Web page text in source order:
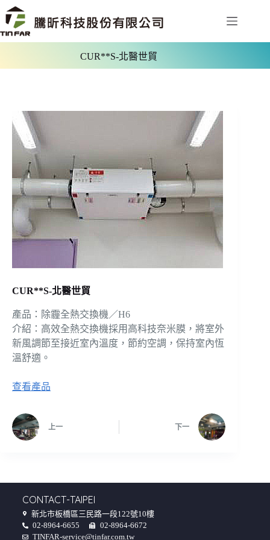
CUR**S-北醫世貿
CUR**S-北醫世貿
產品：除霾全熱交換機／H6
介紹：高效全熱交換機採用高科技奈米膜，將室外
新風調節至接近室內溫度，節約空調，保持室內恆
溫舒適。
查看產品
上一 下一
CONTACT-TAIPEI
新北市板橋區三民路一段122號10樓
02-8964-6655
02-8964-6672
TINFAR-service@tinfar.com.tw